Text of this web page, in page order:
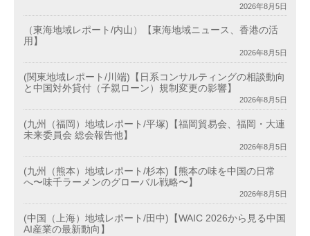
2026年8月5日
（東海地域レポート/内山）【東海地域ニュース、香港の活
用】
2026年8月5日
(関東地域レポート/川端)【日系コンサルティングの相談動向
と中国対外貸付（子親ローン）規制変更の影響】
2026年8月5日
(九州（福岡）地域レポート/平塚)【福岡貿易会、福岡・大連
未来委員会 総会報告他】
2026年8月5日
(九州（熊本）地域レポート/杉本)【熊本の味を中国の日常
へ〜味千ラーメンのグローバル戦略〜】
2026年8月5日
(中国（上海）地域レポート/田中)【WAIC 2026から見る中国
AI産業の最新動向】